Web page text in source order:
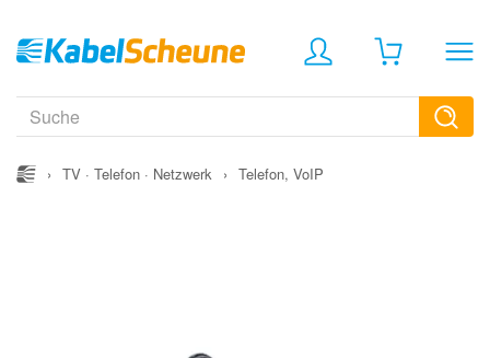
› TV · Telefon · Netzwerk › Telefon, VoIP